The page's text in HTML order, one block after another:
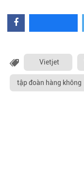
Vietjet
tập đoàn hàng không